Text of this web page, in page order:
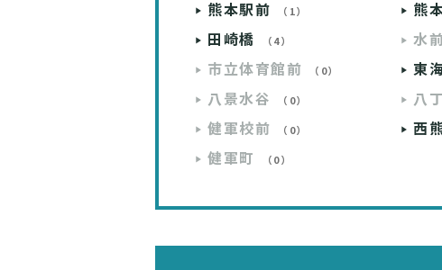
熊本駅前 （1） 熊
田崎橋 （4） 水
市立体育館前 （0） 東
八景水谷 （0） 八
健軍校前 （0） 西
健軍町 （0）